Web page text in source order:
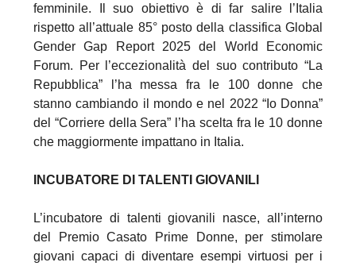
femminile. Il suo obiettivo è di far salire l’Italia
rispetto all’attuale 85° posto della classifica Global
Gender Gap Report 2025 del World Economic
Forum. Per l’eccezionalità del suo contributo “La
Repubblica” l’ha messa fra le 100 donne che
stanno cambiando il mondo e nel 2022 “Io Donna”
del “Corriere della Sera” l’ha scelta fra le 10 donne
che maggiormente impattano in Italia.
INCUBATORE DI TALENTI GIOVANILI
L’incubatore di talenti giovanili nasce, all’interno
del Premio Casato Prime Donne, per stimolare
giovani capaci di diventare esempi virtuosi per i